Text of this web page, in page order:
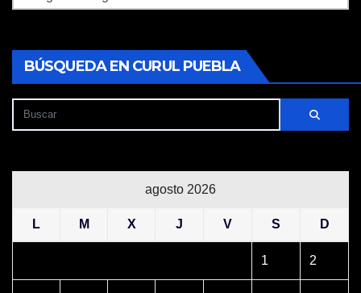
BÚSQUEDA EN CURUL PUEBLA
agosto 2026
L M X J V S D
1 2